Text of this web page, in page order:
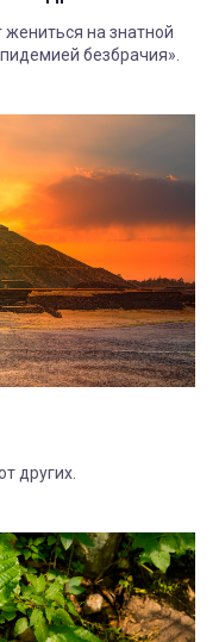
жениться на знатной
безбрачия».
других.